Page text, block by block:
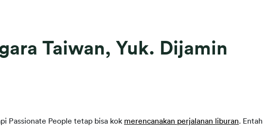
Taiwan, Yuk. Dijamin
Passionate People tetap bisa kok merencanakan perjalanan liburan. Entah